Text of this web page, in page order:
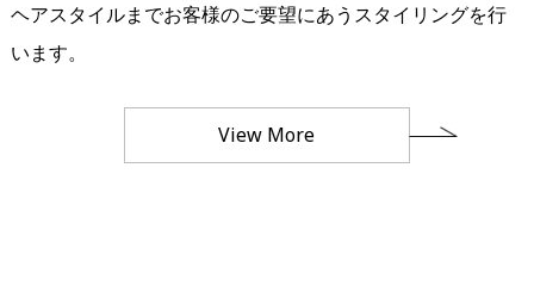
ヘアスタイルまでお客様のご要望にあうスタイリングを行
います。
View More